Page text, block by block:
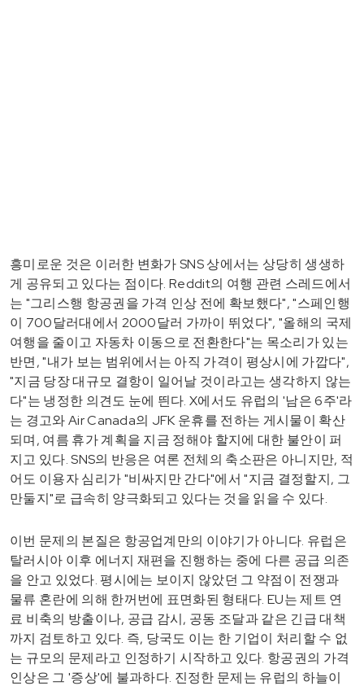
흥미로운 것은 이러한 변화가 SNS 상에서는 상당히 생생하
게 공유되고 있다는 점이다. Reddit의 여행 관련 스레드에서
는 "그리스행 항공권을 가격 인상 전에 확보했다", "스페인행
이 700달러대에서 2000달러 가까이 뛰었다", "올해의 국제
여행을 줄이고 자동차 이동으로 전환한다"는 목소리가 있는
반면, "내가 보는 범위에서는 아직 가격이 평상시에 가깝다",
"지금 당장 대규모 결항이 일어날 것이라고는 생각하지 않는
다"는 냉정한 의견도 눈에 띈다. X에서도 유럽의 '남은 6주'라
는 경고와 Air Canada의 JFK 운휴를 전하는 게시물이 확산
되며, 여름 휴가 계획을 지금 정해야 할지에 대한 불안이 퍼
지고 있다. SNS의 반응은 여론 전체의 축소판은 아니지만, 적
어도 이용자 심리가 "비싸지만 간다"에서 "지금 결정할지, 그
만둘지"로 급속히 양극화되고 있다는 것을 읽을 수 있다.
이번 문제의 본질은 항공업계만의 이야기가 아니다. 유럽은
탈러시아 이후 에너지 재편을 진행하는 중에 다른 공급 의존
을 안고 있었다. 평시에는 보이지 않았던 그 약점이 전쟁과
물류 혼란에 의해 한꺼번에 표면화된 형태다. EU는 제트 연
료 비축의 방출이나, 공급 감시, 공동 조달과 같은 긴급 대책
까지 검토하고 있다. 즉, 당국도 이는 한 기업이 처리할 수 없
는 규모의 문제라고 인정하기 시작하고 있다. 항공권의 가격
인상은 그 '증상'에 불과하다. 진정한 문제는 유럽의 하늘이